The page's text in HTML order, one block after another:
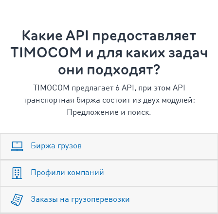
Какие API предоставляет
TIMOCOM и для каких задач
они подходят?
TIMOCOM предлагает 6 API, при этом API
транспортная биржа состоит из двух модулей:
Предложение и поиск.
Биржа грузов
Профили компаний
Заказы на грузоперевозки